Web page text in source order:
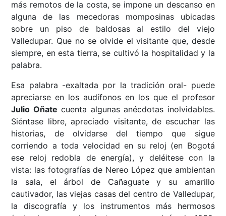
más remotos de la costa, se impone un descanso en
alguna de las mecedoras momposinas ubicadas
sobre un piso de baldosas al estilo del viejo
Valledupar. Que no se olvide el visitante que, desde
siempre, en esta tierra, se cultivó la hospitalidad y la
palabra.
Esa palabra -exaltada por la tradición oral- puede
apreciarse en los audífonos en los que el profesor
Julio Oñate cuenta algunas anécdotas inolvidables.
Siéntase libre, apreciado visitante, de escuchar las
historias, de olvidarse del tiempo que sigue
corriendo a toda velocidad en su reloj (en Bogotá
ese reloj redobla de energía), y deléitese con la
vista: las fotografías de Nereo López que ambientan
la sala, el árbol de Cañaguate y su amarillo
cautivador, las viejas casas del centro de Valledupar,
la discografía y los instrumentos más hermosos